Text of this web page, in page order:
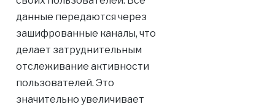
данные передаются через
зашифрованные каналы, что
делает затруднительным
отслеживание активности
пользователей. Это
значительно увеличивает